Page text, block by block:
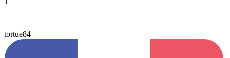
tortue84